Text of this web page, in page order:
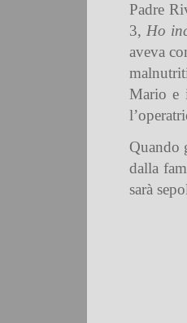
Padre
3, Ho
aveva
Mario e
Quando
dalla
sarà